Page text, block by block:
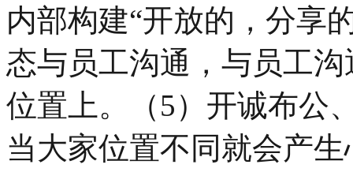
内部构建“开放的，分享
态与员工沟通，与员工
位置上。（5）开诚布公
当大家位置不同就会产